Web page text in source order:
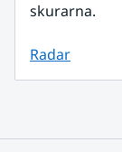
skurarna.
Radar